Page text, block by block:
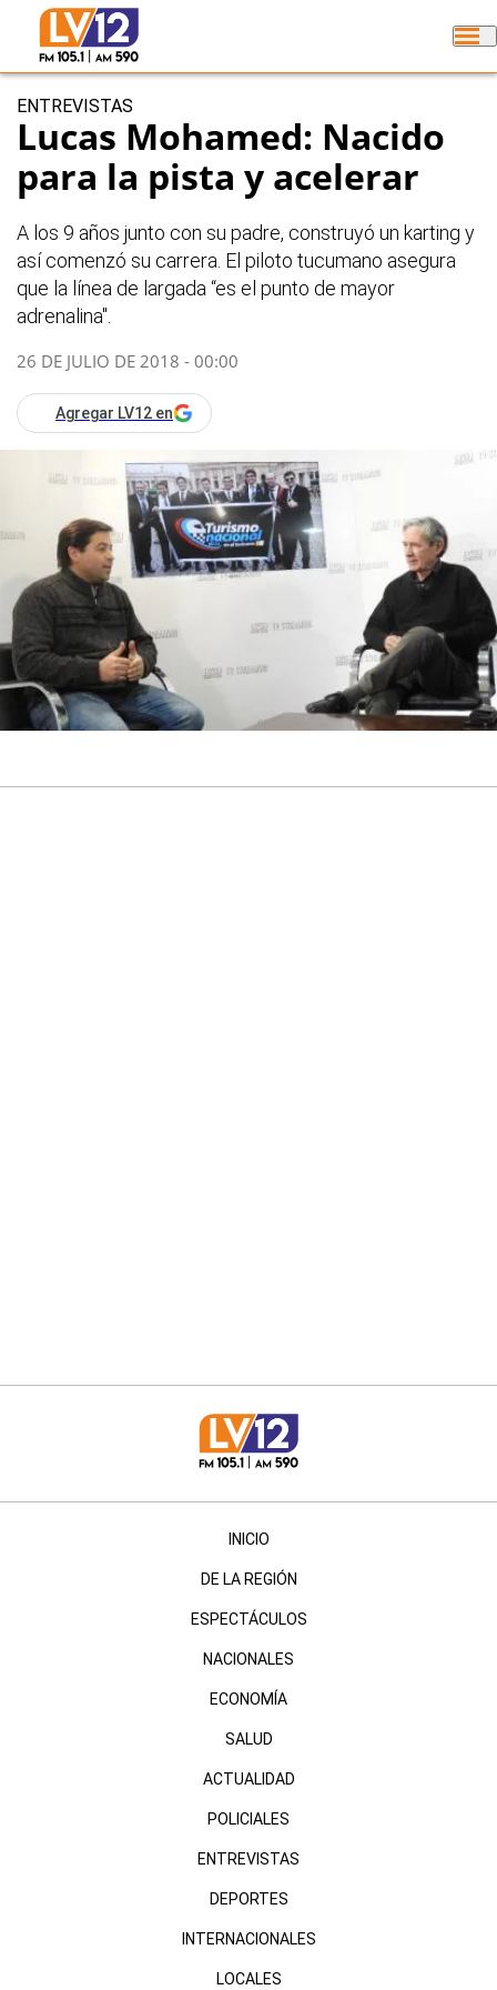
ENTREVISTAS
Lucas Mohamed: Nacido
para la pista y acelerar
A los 9 años junto con su padre, construyó un karting y
así comenzó su carrera. El piloto tucumano asegura
que la línea de largada “es el punto de mayor
adrenalina".
26 DE JULIO DE 2018 - 00:00
Agregar LV12 en
INICIO
DE LA REGIÓN
ESPECTÁCULOS
NACIONALES
ECONOMÍA
SALUD
ACTUALIDAD
POLICIALES
ENTREVISTAS
DEPORTES
INTERNACIONALES
LOCALES